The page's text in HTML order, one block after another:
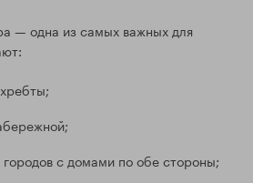
— одна из самых важных для
городов с домами по обе стороны;